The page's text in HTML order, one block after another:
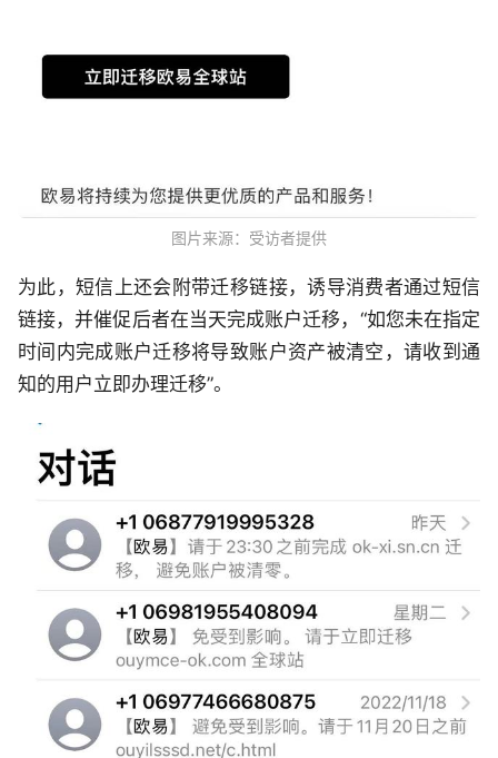
图片来源：受访者提供
为此，短信上还会附带迁移链接，诱导消费者通过短信
链接，并催促后者在当天完成账户迁移，“如您未在指定
时间内完成账户迁移将导致账户资产被清空，请收到通
知的用户立即办理迁移”。